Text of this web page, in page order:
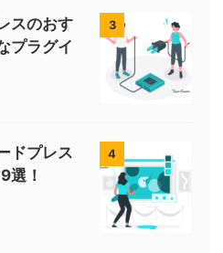
3
スのおす
プラグイ
4
ドプレス
選！